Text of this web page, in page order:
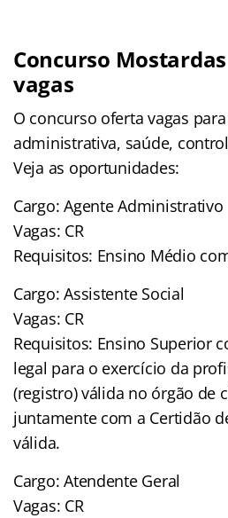
Concurso Mostardas
vagas
O concurso oferta vagas
administrativa, saúde,
Veja as oportunidades:
Cargo: Agente Administrativo
Vagas: CR
Requisitos: Ensino Médio
Cargo: Assistente Social
Vagas: CR
Requisitos: Ensino Superior
legal para o exercício da
(registro) válida no órgão de
juntamente com a Certidão
válida.
Cargo: Atendente Geral
Vagas: CR